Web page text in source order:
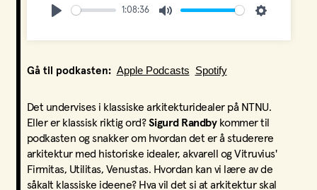
1:08:36
Gå til podkasten: Apple Podcasts Spotify
Det undervises i klassiske arkitekturidealer på NTNU.
Eller er klassisk riktig ord?Sigurd Randbykommer til
podkasten og snakker om hvordan det er å studerere
arkitektur med historiske idealer, akvarell og Vitruvius'
Firmitas, Utilitas, Venustas. Hvordan kan vi lære av de
såkalt klassiske ideene? Hva vil det si at arkitektur skal